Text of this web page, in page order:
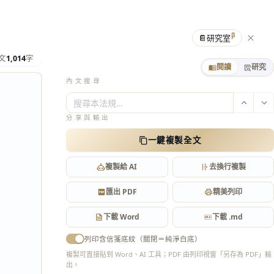
1,014字
閱讀 研究
內文搜尋
搜尋本法規…
分享與輸出
一鍵複製全文
複製給 AI 去換行複製
匯出 PDF 精美列印
下載 Word 下載 .md
列印含信箋底紋（關閉＝純淨白底）
複製可直接貼到 Word、AI 工具；PDF 由列印視窗「另存為 PDF」輸
出。
📔研究室β